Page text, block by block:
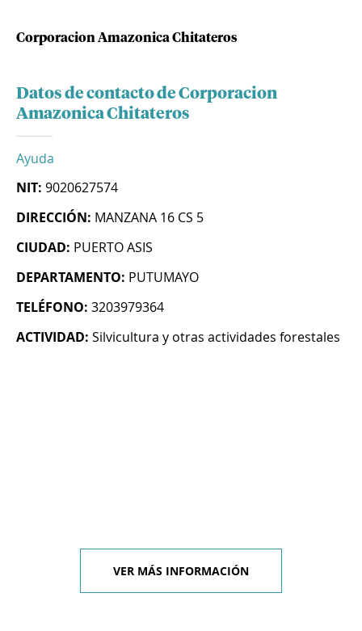
Corporacion Amazonica Chitateros
Datos de contacto de Corporacion
Amazonica Chitateros
Ayuda
NIT: 9020627574
DIRECCIÓN: MANZANA 16 CS 5
CIUDAD: PUERTO ASIS
DEPARTAMENTO: PUTUMAYO
TELÉFONO: 3203979364
ACTIVIDAD: Silvicultura y otras actividades forestales
VER MÁS INFORMACIÓN